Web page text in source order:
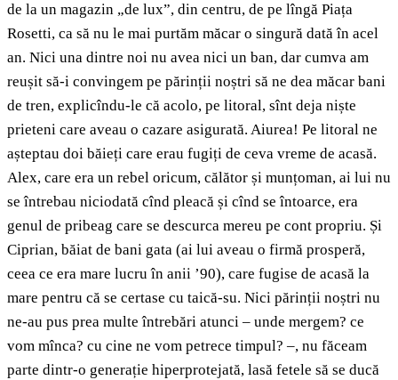
de la un magazin „de lux”, din centru, de pe lîngă Piața
Rosetti, ca să nu le mai purtăm măcar o singură dată în acel
an. Nici una dintre noi nu avea nici un ban, dar cumva am
reușit să-i convingem pe părinții noștri să ne dea măcar bani
de tren, explicîndu-le că acolo, pe litoral, sînt deja niște
prieteni care aveau o cazare asigurată. Aiurea! Pe litoral ne
așteptau doi băieți care erau fugiți de ceva vreme de acasă.
Alex, care era un rebel oricum, călător și munțoman, ai lui nu
se întrebau niciodată cînd pleacă și cînd se întoarce, era
genul de pribeag care se descurca mereu pe cont propriu. Și
Ciprian, băiat de bani gata (ai lui aveau o firmă prosperă,
ceea ce era mare lucru în anii ’90), care fugise de acasă la
mare pentru că se certase cu taică-su. Nici părinții noștri nu
ne-au pus prea multe întrebări atunci – unde mergem? ce
vom mînca? cu cine ne vom petrece timpul? –, nu făceam
parte dintr-o generație hiperprotejată, lasă fetele să se ducă